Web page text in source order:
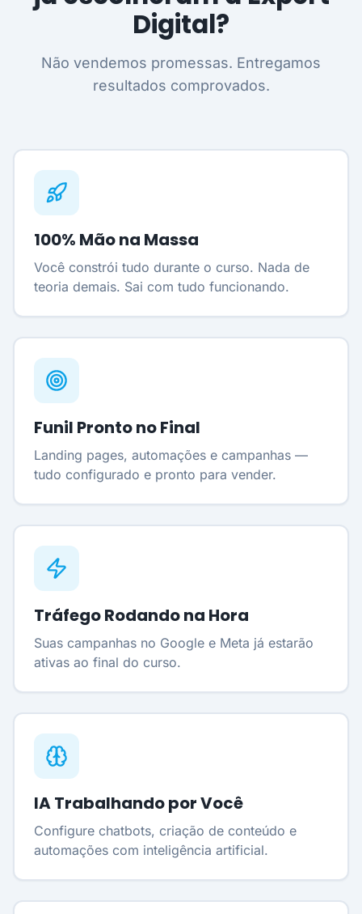
Digital?
Não vendemos promessas. Entregamos
resultados comprovados.
100% Mão na Massa
Você constrói tudo durante o curso. Nada de
teoria demais. Sai com tudo funcionando.
Funil Pronto no Final
Landing pages, automações e campanhas —
tudo configurado e pronto para vender.
Tráfego Rodando na Hora
Suas campanhas no Google e Meta já estarão
ativas ao final do curso.
IA Trabalhando por Você
Configure chatbots, criação de conteúdo e
automações com inteligência artificial.